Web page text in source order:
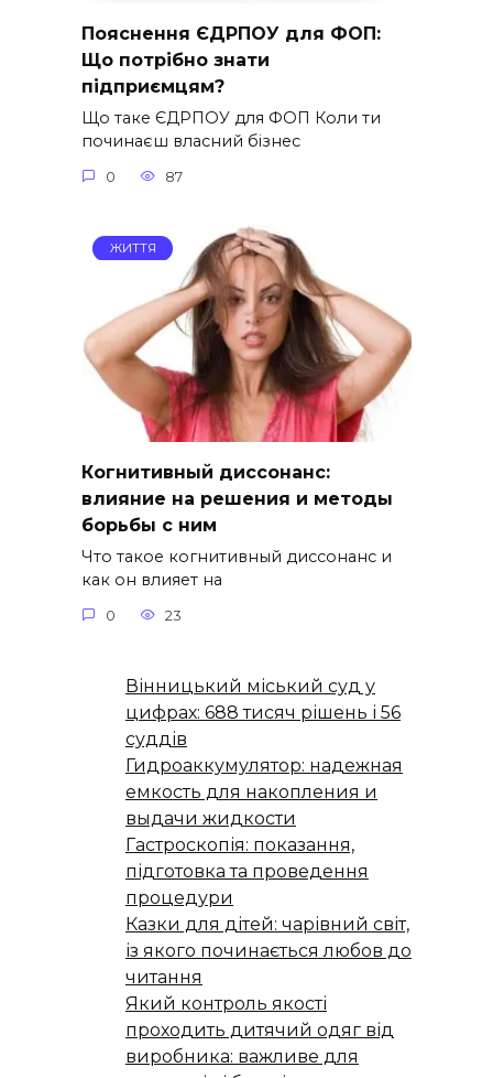
Пояснення ЄДРПОУ для ФОП:
Що потрібно знати
підприємцям?
Що таке ЄДРПОУ для ФОП Коли ти
починаєш власний бізнес
0 87
ЖИТТЯ
Когнитивный диссонанс:
влияние на решения и методы
борьбы с ним
Что такое когнитивный диссонанс и
как он влияет на
0 23
Вінницький міський суд у
цифрах: 688 тисяч рішень і 56
суддів
Гидроаккумулятор: надежная
емкость для накопления и
выдачи жидкости
Гастроскопія: показання,
підготовка та проведення
процедури
Казки для дітей: чарівний світ,
із якого починається любов до
читання
Який контроль якості
проходить дитячий одяг від
виробника: важливе для